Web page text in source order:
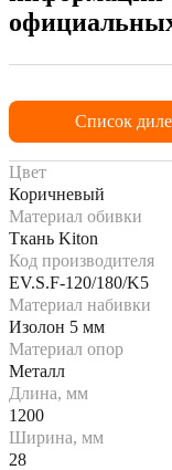
Список
Цвет
Коричневый
Материал обивки
Ткань Kiton
Код производителя
EV.S.F-120/180/K5
Материал набивки
Изолон 5 мм
Материал опор
Металл
Длина, мм
1200
Ширина, мм
28